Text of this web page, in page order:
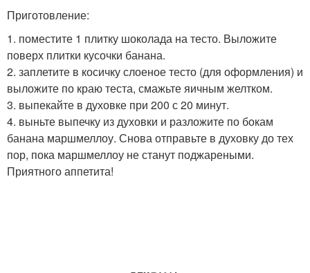
Приготовление:
1. поместите 1 плитку шоколада на тесто. Выложите
поверх плитки кусочки банана.
2. заплетите в косичку слоеное тесто (для оформления) и
выложите по краю теста, смажьте яичным желтком.
3. выпекайте в духовке при 200 с 20 минут.
4. выньте выпечку из духовки и разложите по бокам
банана маршмеллоу. Снова отправьте в духовку до тех
пор, пока маршмеллоу не станут поджареными.
Приятного аппетита!